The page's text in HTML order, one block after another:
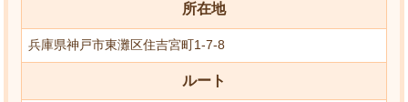
所在地
兵庫県神戸市東灘区住吉宮町1-7-8
ルート